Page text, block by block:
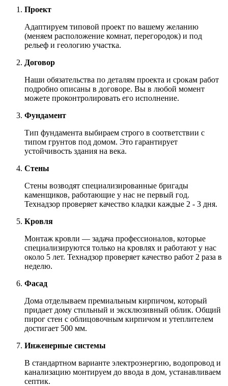
Проект
Адаптируем типовой проект по вашему желанию
(меняем расположение комнат, перегородок) и под
рельеф и геологию участка.
Договор
Наши обязательства по деталям проекта и срокам работ
подробно описаны в договоре. Вы в любой момент
можете проконтролировать его исполнение.
Фундамент
Тип фундамента выбираем строго в соответствии с
типом грунтов под домом. Это гарантирует
устойчивость здания на века.
Стены
Стены возводят специализированные бригады
каменщиков, работающие у нас не первый год.
Технадзор проверяет качество кладки каждые 2 - 3 дня.
Кровля
Монтаж кровли — задача профессионалов, которые
специализируются только на кровлях и работают у нас
около 5 лет. Технадзор проверяет качество работ 2 раза в
неделю.
Фасад
Дома отделываем премиальным кирпичом, который
придает дому стильный и эксклюзивный облик. Общий
пирог стен с облицовочным кирпичом и утеплителем
достигает 500 мм.
Инженерные системы
В стандартном варианте электроэнергию, водопровод и
канализацию монтируем до ввода в дом, устанавливаем
септик.